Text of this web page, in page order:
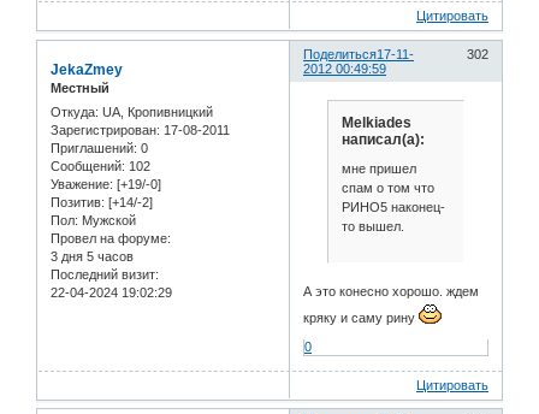
Цитировать
Поделиться 302
17-11-
2012 00:49:59
JekaZmey
Местный
Откуда: UA, Кропивницкий
Зарегистрирован: 17-08-2011
Приглашений: 0
Сообщений: 102
Уважение: [+19/-0]
Позитив: [+14/-2]
Пол: Мужской
Провел на форуме:
3 дня 5 часов
Последний визит:
22-04-2024 19:02:29
Melkiades
написал(а):
мне пришел
спам о том что
РИНО5 наконец-
то вышел.
А это конесно хорошо. ждем
кряку и саму рину
0
Цитировать